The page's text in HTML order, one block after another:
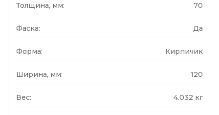
Толщина, мм: 70
Фаска: Да
Форма: Кирпичик
Ширина, мм: 120
Вес: 4.032 кг